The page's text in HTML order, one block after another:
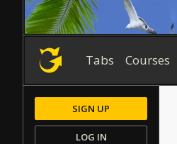
Tabs Courses
SIGN UP
LOG IN